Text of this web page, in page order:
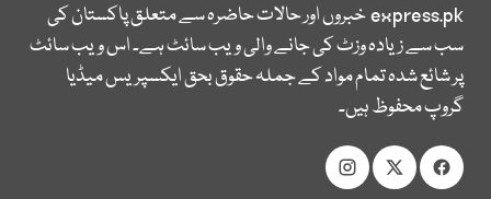
express.pkخبروں اور حالات حاضرہ سے متعلق پاکستان کی
سب سے زیادہ وزٹ کی جانے والی ویب سائٹ ہے۔ اس ویب سائٹ
پر شائع شدہ تمام مواد کے جملہ حقوق بحق ایکسپریس میڈیا
گروپ محفوظ ہیں۔